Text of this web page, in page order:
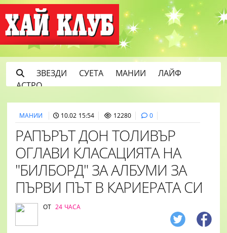
ЗВЕЗДИ СУЕТА МАНИИ
ЛАЙФ
АСТРО
МАНИИ 10.02 15:54 12280 0
РАПЪРЪТ ДОН ТОЛИВЪР
ОГЛАВИ КЛАСАЦИЯТА НА
"БИЛБОРД" ЗА АЛБУМИ ЗА
ПЪРВИ ПЪТ В КАРИЕРАТА СИ
ОТ 24 ЧАСА